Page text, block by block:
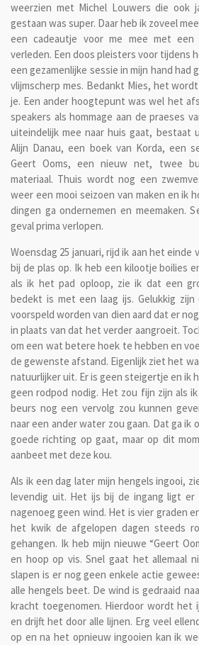
weerzien met Michel Louwers die ook
gestaan was super. Daar heb ik zoveel
een cadeautje voor me mee met
verleden. Een doos pleisters voor tijdens
een gezamenlijke sessie in mijn hand had
vlijmscherp mes. Bedankt Mies, het
je. Een ander hoogtepunt was wel het
speakers als hommage aan de praeses
uiteindelijk mee naar huis gaat, bestaat
Alijn Danau, een boek van Korda, een
Geert Ooms, een nieuw net, twee
materiaal. Thuis wordt nog een
weer een mooi seizoen van maken en ik
dingen ga ondernemen en meemaken.
geval prima verlopen.
Woensdag 25 januari, rijd ik aan het einde
bij de plas op. Ik heb een kilootje boilies
als ik het pad oploop, zie ik dat een
bedekt is met een laag ijs. Gelukkig zijn
voorspeld worden van dien aard dat er
in plaats van dat het verder aangroeit.
om een wat betere hoek te hebben en
de gewenste afstand. Eigenlijk ziet het
natuurlijker uit. Er is geen steigertje en ik
geen rodpod nodig. Het zou fijn zijn als
beurs nog een vervolg zou kunnen
naar een ander water zou gaan. Dat ga ik
goede richting op gaat, maar op dit
aanbeet met deze kou.
Als ik een dag later mijn hengels ingooi,
levendig uit. Het ijs bij de ingang ligt
nagenoeg geen wind. Het is vier graden
het kwik de afgelopen dagen steeds
gehangen. Ik heb mijn nieuwe “Geert
en hoop op vis. Snel gaat het allemaal
slapen is er nog geen enkele actie
alle hengels beet. De wind is gedraaid
kracht toegenomen. Hierdoor wordt het
en drijft het door alle lijnen. Erg veel
op en na het opnieuw ingooien kan ik